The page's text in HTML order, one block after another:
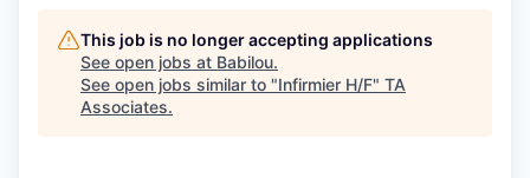
This job is no longer accepting applications
See open jobs at Babilou.
See open jobs similar to "Infirmier H/F" TA
Associates.